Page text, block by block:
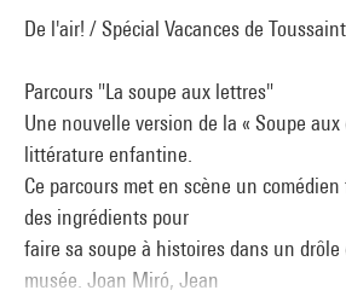
De l'air! / Spécial Vacances de
Parcours "La soupe aux lettres"
Une nouvelle version de la « Soupe
littérature enfantine.
Ce parcours met en scène un
des ingrédients pour
faire sa soupe à histoires dans un drôle
musée. Joan Miró, Jean